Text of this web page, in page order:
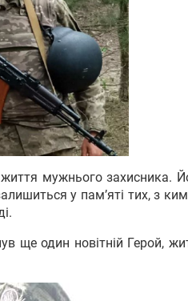
мужнього захисника.
у пам’яті тих, з
ще один новітній Герой,